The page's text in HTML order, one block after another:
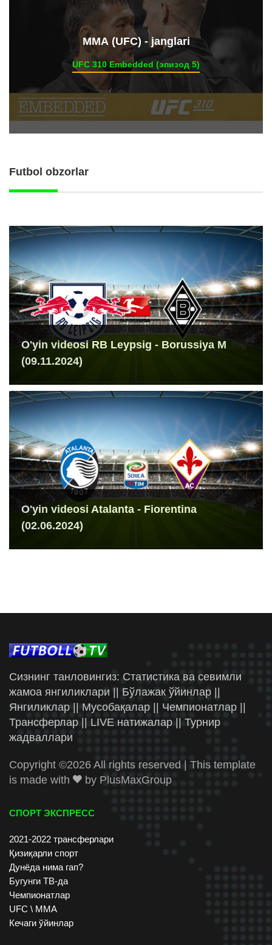
ММА (UFC) - janglari
UFC 310 Embedded (эпизод 5)
Futbol obzorlar
O'yin videosi RB Leypsig - Borussiya M
(09.11.2024)
O'yin videosi Atalanta - Fiorentina
(02.06.2024)
Сизнинг танловингиз: Статистика ва севимли
жамоа янгиликлари || Бўлажак ўйинлар ||
Янгиликлар || Мусобақалар || Чемпионатлар ||
Трансферлар || LIVE натижалар || Турнир
жадваллари
Copyright ©2026 All rights reserved | This template
is made with
by PlusMaxGroup
СПОРТ ЭКСПРЕСС
2021-2022 трансферлари
Қизиқарли спорт
Дунёда нима гап?
Бугунги ТВ-да
Чемпионатлар
UFC \ ММА
Кечаги ўйинлар